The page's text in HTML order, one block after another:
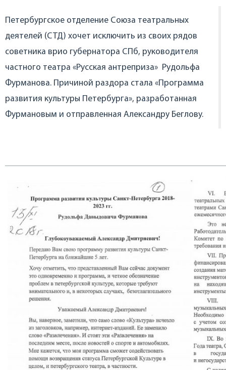
Петербургское отделение Союза театральных
деятелей (СТД) хочет исключить из своих рядов
советника врио губернатора СПб, руководителя
частного театра «Русская антреприза» Рудольфа
Фурманова. Причиной раздора стала «Программа
развития культуры Петербурга», разработанная
Фурмановым и отправленная Александру Беглову.